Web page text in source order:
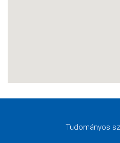
Tudományos